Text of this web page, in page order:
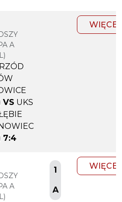
A
VS UKS
7:4
WIĘCEJ
A
1
A
WIĘCEJ